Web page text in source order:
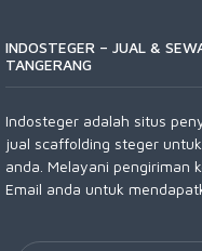
INDOSTEGER – JUAL &
TANGERANG
Indosteger adalah situs
jual scaffolding steger
anda. Melayani pengiriman
Email anda untuk